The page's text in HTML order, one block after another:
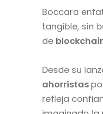
Boccara
tangible, sin
de
Desde su
ahorristas
refleja